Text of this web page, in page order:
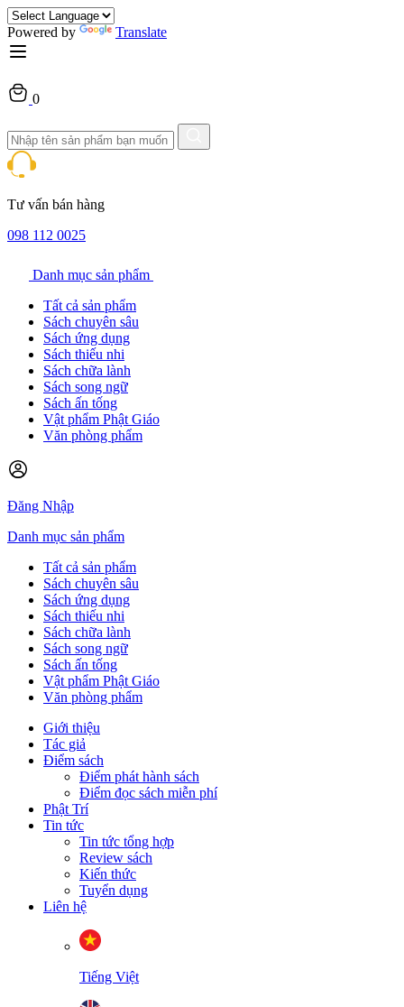
Powered by Translate
0
Tư vấn bán hàng
098 112 0025
Danh mục sản phẩm
Tất cả sản phẩm
Sách chuyên sâu
Sách ứng dụng
Sách thiếu nhi
Sách chữa lành
Sách song ngữ
Sách ấn tống
Vật phẩm Phật Giáo
Văn phòng phẩm
Đăng Nhập
Danh mục sản phẩm
Tất cả sản phẩm
Sách chuyên sâu
Sách ứng dụng
Sách thiếu nhi
Sách chữa lành
Sách song ngữ
Sách ấn tống
Vật phẩm Phật Giáo
Văn phòng phẩm
Giới thiệu
Tác giả
Điểm sách
Điểm phát hành sách
Điểm đọc sách miễn phí
Phật Trí
Tin tức
Tin tức tổng hợp
Review sách
Kiến thức
Tuyển dụng
Liên hệ
Tiếng Việt